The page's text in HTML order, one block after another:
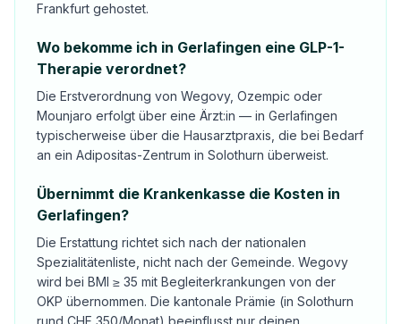
Frankfurt gehostet.
Wo bekomme ich in Gerlafingen eine GLP-1-
Therapie verordnet?
Die Erstverordnung von Wegovy, Ozempic oder
Mounjaro erfolgt über eine Ärzt:in — in Gerlafingen
typischerweise über die Hausarztpraxis, die bei Bedarf
an ein Adipositas-Zentrum in Solothurn überweist.
Übernimmt die Krankenkasse die Kosten in
Gerlafingen?
Die Erstattung richtet sich nach der nationalen
Spezialitätenliste, nicht nach der Gemeinde. Wegovy
wird bei BMI ≥ 35 mit Begleiterkrankungen von der
OKP übernommen. Die kantonale Prämie (in Solothurn
rund CHF 350/Monat) beeinflusst nur deinen